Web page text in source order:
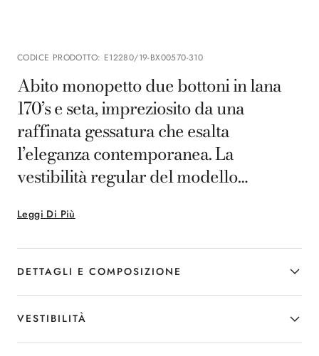
CODICE PRODOTTO: E12280/19-BX00570-310
Leggi Di Più
Abito monopetto due bottoni in lana
170’s e seta, impreziosito da una
raffinata gessatura che esalta
l’eleganza contemporanea. La
vestibilità regular del modello
comfort superiore, mentre il tessuto
naturale assicura leggerezza e
morbidezza. Ideale per l’uomo che
ricerca uno stile distintivo e
ineccepibile nelle occasioni formali.
DETTAGLI E COMPOSIZIONE
VESTIBILITÀ